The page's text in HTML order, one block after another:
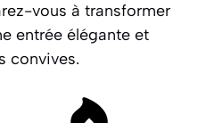
vous à transformer
entrée élégante et
convives.